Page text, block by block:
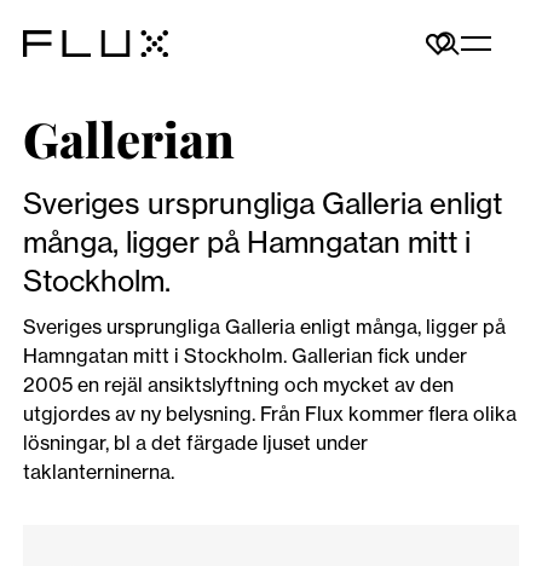
Gallerian
Sveriges ursprungliga Galleria enligt
många, ligger på Hamngatan mitt i
Stockholm.
Sveriges ursprungliga Galleria enligt många, ligger på
Hamngatan mitt i Stockholm. Gallerian fick under
2005 en rejäl ansiktslyftning och mycket av den
utgjordes av ny belysning. Från Flux kommer flera olika
lösningar, bl a det färgade ljuset under
taklanterninerna.